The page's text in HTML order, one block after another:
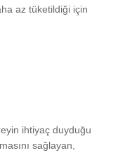
az tüketildiği için
ihtiyaç duyduğu
sağlayan,